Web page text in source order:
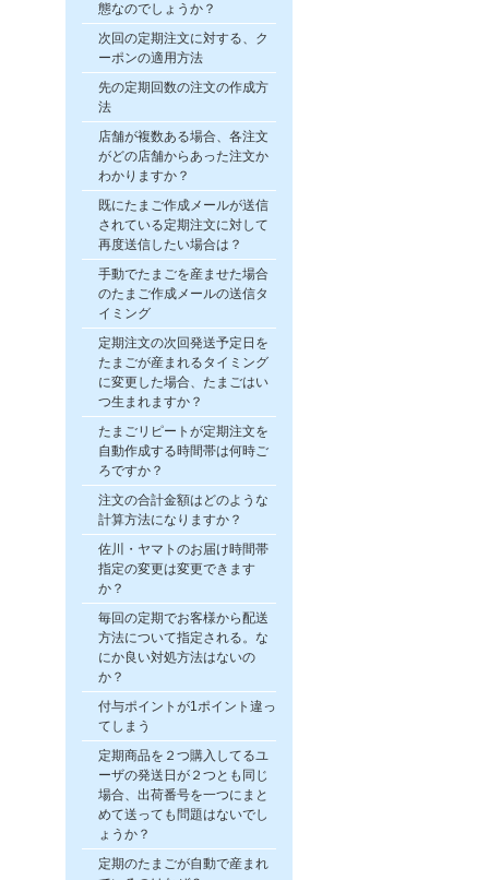
態なのでしょうか？
次回の定期注文に対する、ク
ーポンの適用方法
先の定期回数の注文の作成方
法
店舗が複数ある場合、各注文
がどの店舗からあった注文か
わかりますか？
既にたまご作成メールが送信
されている定期注文に対して
再度送信したい場合は？
手動でたまごを産ませた場合
のたまご作成メールの送信タ
イミング
定期注文の次回発送予定日を
たまごが産まれるタイミング
に変更した場合、たまごはい
つ生まれますか？
たまごリピートが定期注文を
自動作成する時間帯は何時ご
ろですか？
注文の合計金額はどのような
計算方法になりますか？
佐川・ヤマトのお届け時間帯
指定の変更は変更できます
か？
毎回の定期でお客様から配送
方法について指定される。な
にか良い対処方法はないの
か？
付与ポイントが1ポイント違っ
てしまう
定期商品を２つ購入してるユ
ーザの発送日が２つとも同じ
場合、出荷番号を一つにまと
めて送っても問題はないでし
ょうか？
定期のたまごが自動で産まれ